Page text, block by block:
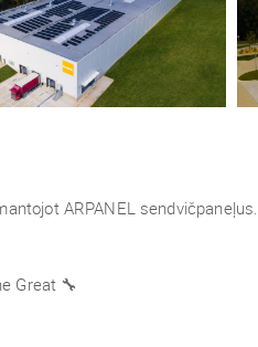
ARPANEL sendvičpaneļus.
Great 🔧